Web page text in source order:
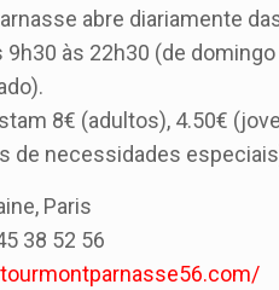
abre diariamente
9h30 às 22h30 (de
8€ (adultos), 4.50€
de necessidades
Paris
38 52 56